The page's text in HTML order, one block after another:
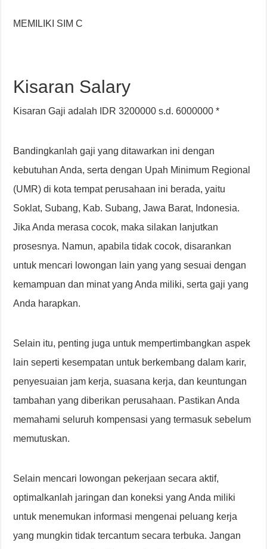
MEMILIKI SIM C
Kisaran Salary
Kisaran Gaji adalah IDR 3200000 s.d. 6000000 *
Bandingkanlah gaji yang ditawarkan ini dengan
kebutuhan Anda, serta dengan Upah Minimum Regional
(UMR) di kota tempat perusahaan ini berada, yaitu
Soklat, Subang, Kab. Subang, Jawa Barat, Indonesia.
Jika Anda merasa cocok, maka silakan lanjutkan
prosesnya. Namun, apabila tidak cocok, disarankan
untuk mencari lowongan lain yang yang sesuai dengan
kemampuan dan minat yang Anda miliki, serta gaji yang
Anda harapkan.
Selain itu, penting juga untuk mempertimbangkan aspek
lain seperti kesempatan untuk berkembang dalam karir,
penyesuaian jam kerja, suasana kerja, dan keuntungan
tambahan yang diberikan perusahaan. Pastikan Anda
memahami seluruh kompensasi yang termasuk sebelum
memutuskan.
Selain mencari lowongan pekerjaan secara aktif,
optimalkanlah jaringan dan koneksi yang Anda miliki
untuk menemukan informasi mengenai peluang kerja
yang mungkin tidak tercantum secara terbuka. Jangan